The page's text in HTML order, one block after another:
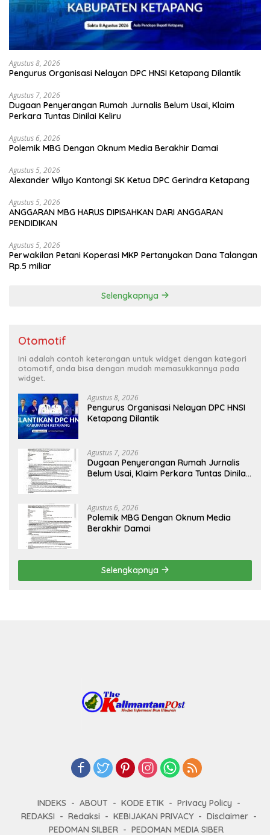
Agustus 8, 2026
Pengurus Organisasi Nelayan DPC HNSI Ketapang Dilantik
Agustus 7, 2026
Dugaan Penyerangan Rumah Jurnalis Belum Usai, Klaim
Perkara Tuntas Dinilai Keliru
Agustus 6, 2026
Polemik MBG Dengan Oknum Media Berakhir Damai
Agustus 5, 2026
Alexander Wilyo Kantongi SK Ketua DPC Gerindra Ketapang
Agustus 5, 2026
ANGGARAN MBG HARUS DIPISAHKAN DARI ANGGARAN
PENDIDIKAN
Agustus 5, 2026
Perwakilan Petani Koperasi MKP Pertanyakan Dana Talangan
Rp.5 miliar
Selengkapnya
Otomotif
Ini adalah contoh keterangan untuk widget dengan kategori
otomotif, anda bisa dengan mudah memasukkannya pada
widget.
Agustus 8, 2026
Pengurus Organisasi Nelayan DPC HNSI
Ketapang Dilantik
Agustus 7, 2026
Dugaan Penyerangan Rumah Jurnalis
Belum Usai, Klaim Perkara Tuntas Dinilai
Agustus 6, 2026
Polemik MBG Dengan Oknum Media
Berakhir Damai
Selengkapnya
INDEKS ABOUT KODE ETIK
Privacy Policy
REDAKSI
Redaksi KEBIJAKAN PRIVACY
Disclaimer
PEDOMAN SILBER
PEDOMAN MEDIA SIBER